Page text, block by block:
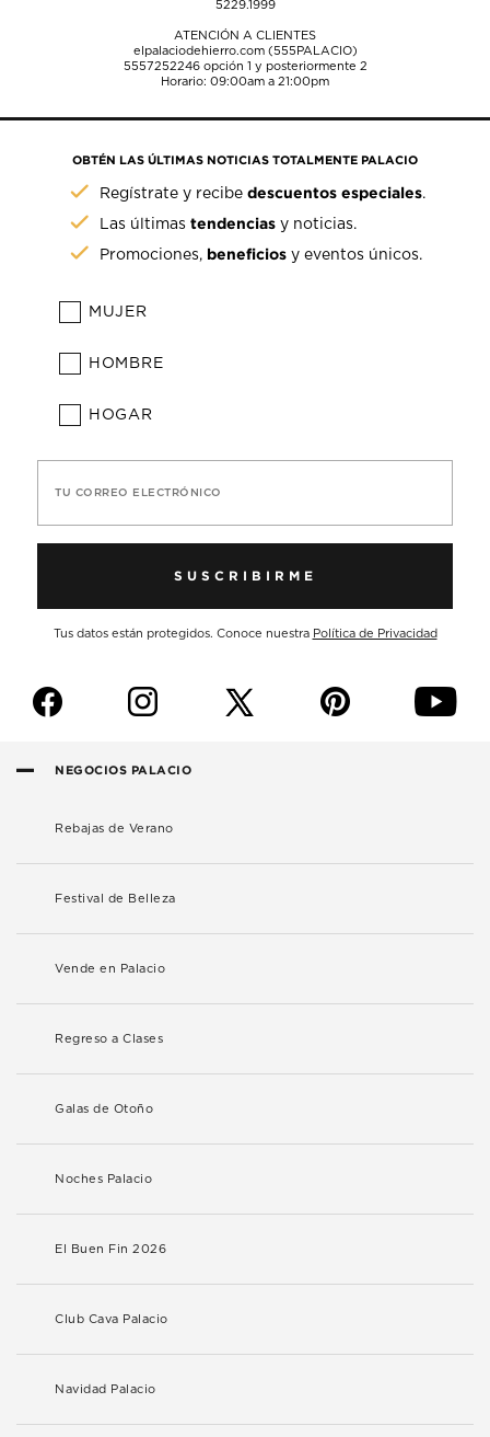
5229.1999
ATENCIÓN A CLIENTES
elpalaciodehierro.com (555PALACIO)
5557252246opción 1 y posteriormente 2
Horario: 09:00am a 21:00pm
OBTÉN LAS ÚLTIMAS NOTICIAS TOTALMENTE PALACIO
Regístrate y recibedescuentos especiales.
Las últimastendencias y noticias.
Promociones, beneficios y eventos únicos.
MUJER
HOMBRE
HOGAR
TU CORREO ELECTRÓNICO
SUSCRIBIRME
Tus datos están protegidos. Conoce nuestra Política de Privacidad
f i p y
NEGOCIOS PALACIO
Rebajas de Verano
Festival de Belleza
Vende en Palacio
Regreso a Clases
Galas de Otoño
Noches Palacio
El Buen Fin 2026
Club Cava Palacio
Navidad Palacio